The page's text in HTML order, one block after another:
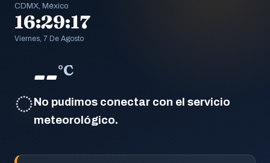
CDMX, México
16:29:17
Viernes, 7 De Agosto
◌
--°C
No pudimos conectar con el servicio
meteorológico.